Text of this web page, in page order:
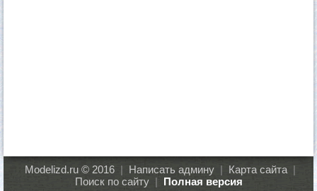
Modelizd.ru © 2016 Написать админу Карта сайта
Поиск по сайту
Полная версия